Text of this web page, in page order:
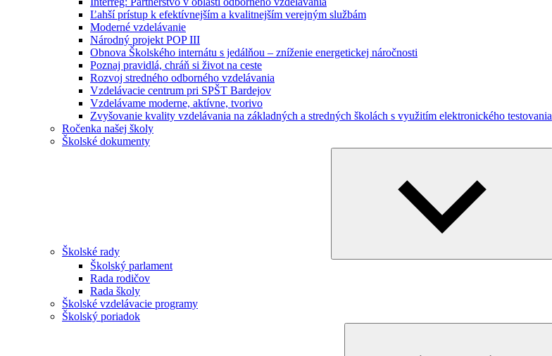
Ľahší prístup k efektívnejším a kvalitnejším verejným službám
Moderné vzdelávanie
Národný projekt POP III
Obnova Školského internátu s jedálňou – zníženie energetickej náročnosti
Poznaj pravidlá, chráň si život na ceste
Rozvoj stredného odborného vzdelávania
Vzdelávacie centrum pri SPŠT Bardejov
Vzdelávame moderne, aktívne, tvorivo
Zvyšovanie kvality vzdelávania na základných a stredných školách s využitím elektronického testovania
Ročenka našej školy
Školské dokumenty
Školské rady
Školský parlament
Rada rodičov
Rada školy
Školské vzdelávacie programy
Školský poriadok